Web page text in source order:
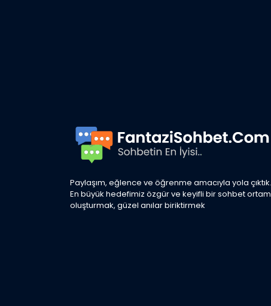
Paylaşım, eğlence ve öğrenme amacıyla yola çıktık.
En büyük hedefimiz özgür ve keyifli bir sohbet
oluşturmak, güzel anılar biriktirmek